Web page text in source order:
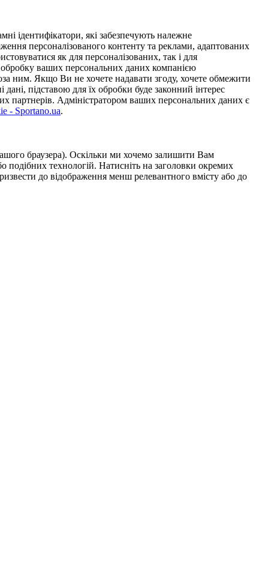
ідентифікатори, які забезпечують належне
персоналізованого контенту та реклами, адаптованих
як для персоналізованих, так і для
ваших персональних даних компанією
ним. Якщо Ви не хочете надавати згоду, хочете обмежити
підставою для їх обробки буде законний інтерес
партнерів. Адміністратором ваших персональних даних є
- Sportano.ua.
браузера). Оскільки ми хочемо залишити Вам
технологій. Натисніть на заголовки окремих
до відображення менш релевантного вмісту або до